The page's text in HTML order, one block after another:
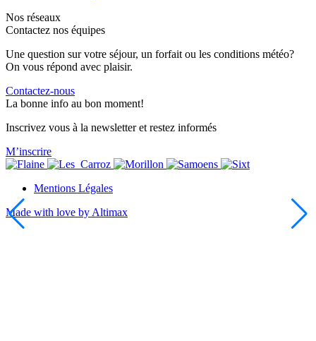
Nos réseaux
Contactez nos équipes
Une question sur votre séjour, un forfait ou les conditions météo?
On vous répond avec plaisir.
Contactez-nous
La bonne info au bon moment!
Inscrivez vous à la newsletter et restez informés
M’inscrire
Mentions Légales
Made with love by Altimax